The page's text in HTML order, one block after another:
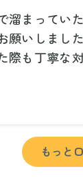
溜まってい
願いしました
際も丁寧な
たのですが
いただき驚
もっと